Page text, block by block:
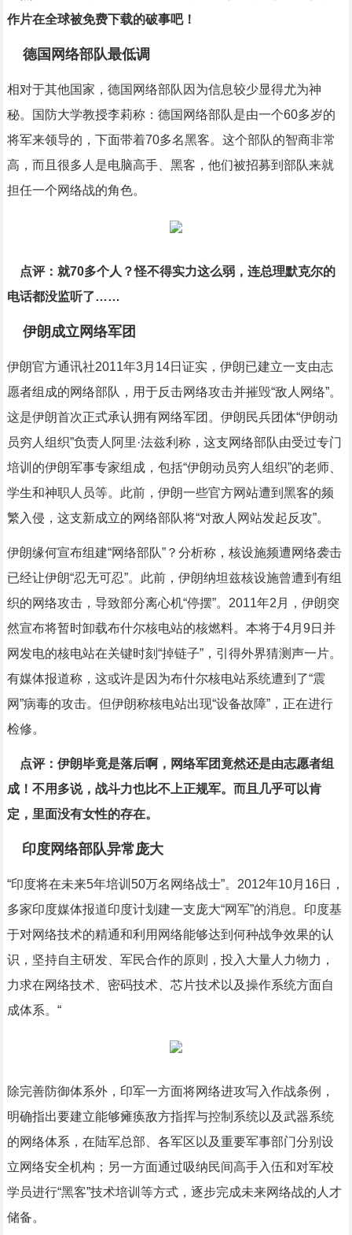
作片在全球被免费下载的破事吧！
德国网络部队最低调
相对于其他国家，德国网络部队因为信息较少显得尤为神
秘。国防大学教授李莉称：德国网络部队是由一个60多岁的
将军来领导的，下面带着70多名黑客。这个部队的智商非常
高，而且很多人是电脑高手、黑客，他们被招募到部队来就
担任一个网络战的角色。
点评：就70多个人？怪不得实力这么弱，连总理默克尔的
电话都没监听了……
伊朗成立网络军团
伊朗官方通讯社2011年3月14日证实，伊朗已建立一支由志
愿者组成的网络部队，用于反击网络攻击并摧毁“敌人网络”。
这是伊朗首次正式承认拥有网络军团。伊朗民兵团体“伊朗动
员穷人组织”负责人阿里·法兹利称，这支网络部队由受过专门
培训的伊朗军事专家组成，包括“伊朗动员穷人组织”的老师、
学生和神职人员等。此前，伊朗一些官方网站遭到黑客的频
繁入侵，这支新成立的网络部队将“对敌人网站发起反攻”。
伊朗缘何宣布组建“网络部队”？分析称，核设施频遭网络袭击
已经让伊朗“忍无可忍”。此前，伊朗纳坦兹核设施曾遭到有组
织的网络攻击，导致部分离心机“停摆”。2011年2月，伊朗突
然宣布将暂时卸载布什尔核电站的核燃料。本将于4月9日并
网发电的核电站在关键时刻“掉链子”，引得外界猜测声一片。
有媒体报道称，这或许是因为布什尔核电站系统遭到了“震
网”病毒的攻击。但伊朗称核电站出现“设备故障”，正在进行
检修。
点评：伊朗毕竟是落后啊，网络军团竟然还是由志愿者组
成！不用多说，战斗力也比不上正规军。而且几乎可以肯
定，里面没有女性的存在。
印度网络部队异常庞大
“印度将在未来5年培训50万名网络战士”。2012年10月16日，
多家印度媒体报道印度计划建一支庞大“网军”的消息。印度基
于对网络技术的精通和利用网络能够达到何种战争效果的认
识，坚持自主研发、军民合作的原则，投入大量人力物力，
力求在网络技术、密码技术、芯片技术以及操作系统方面自
成体系。“
除完善防御体系外，印军一方面将网络进攻写入作战条例，
明确指出要建立能够瘫痪敌方指挥与控制系统以及武器系统
的网络体系，在陆军总部、各军区以及重要军事部门分别设
立网络安全机构；另一方面通过吸纳民间高手入伍和对军校
学员进行“黑客”技术培训等方式，逐步完成未来网络战的人才
储备。